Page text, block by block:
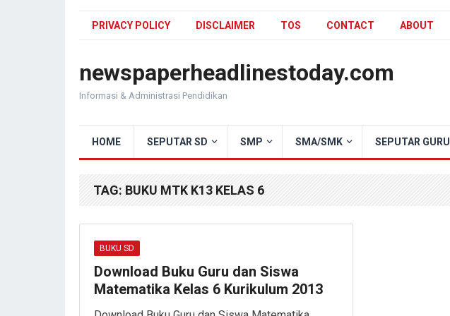
PRIVACY POLICY DISCLAIMER TOS CONTACT ABOUT
newspaperheadlinestoday.com
Informasi & Administrasi Pendidikan
HOME SEPUTAR SD SMP SMA/SMK SEPUTAR GURU
TAG: BUKU MTK K13 KELAS 6
BUKU SD
Download Buku Guru dan Siswa
Matematika Kelas 6 Kurikulum 2013